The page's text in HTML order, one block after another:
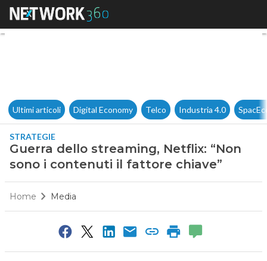
Guerra dello streaming,
Ultimi articoli Digital Economy Telco Industria 4.0
STRATEGIE
Guerra dello streaming, Netflix: “Non
sono i contenuti il fattore chiave”
Home Media